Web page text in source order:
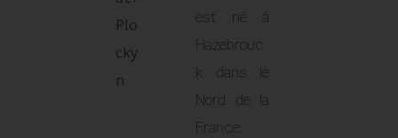
est né à
Hazebrouc
k dans le
Nord de la
France.